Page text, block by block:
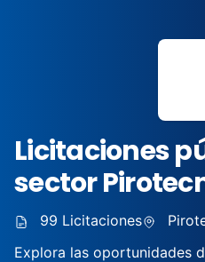
Licitaciones
sector
99 Licitaciones
Explora las oportunidades